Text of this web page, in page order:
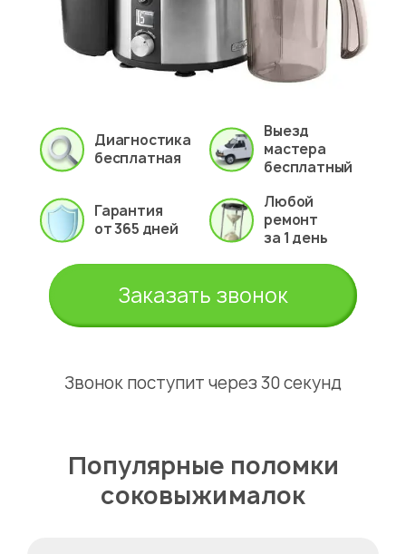
Диагностика
бесплатная
Выезд
мастера
бесплатный
Гарантия
от 365 дней
Любой
ремонт
за 1 день
Заказать звонок
Звонок поступит через 30 секунд
Популярные поломки
соковыжималок